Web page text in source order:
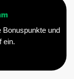
und
ein.